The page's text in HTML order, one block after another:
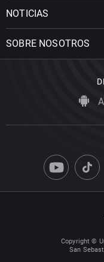
NOTICIAS
SOBRE NOSOTROS
Copyright ©
San